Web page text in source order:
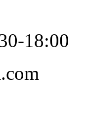
18:00